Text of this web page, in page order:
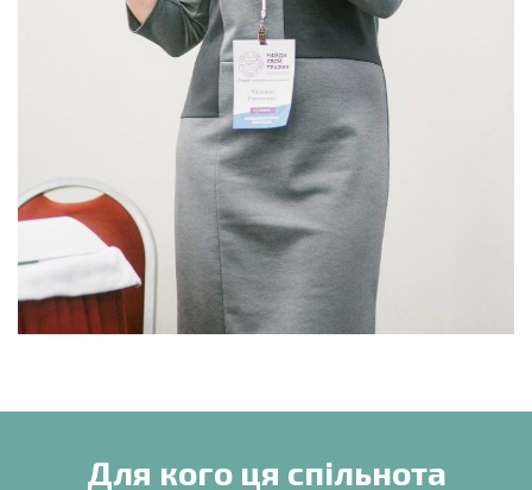
Для кого ця спільнота